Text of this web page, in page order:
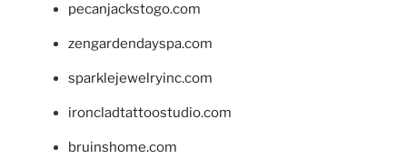
pecanjackstogo.com
zengardendayspa.com
sparklejewelryinc.com
ironcladtattoostudio.com
bruinshome.com